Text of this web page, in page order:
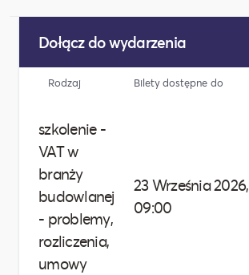
Dołącz do wydarzenia
Rodzaj Bilety dostępne do
szkolenie -
VAT w
branży
budowlanej
- problemy,
rozliczenia,
umowy
23 Września 2026,
09:00